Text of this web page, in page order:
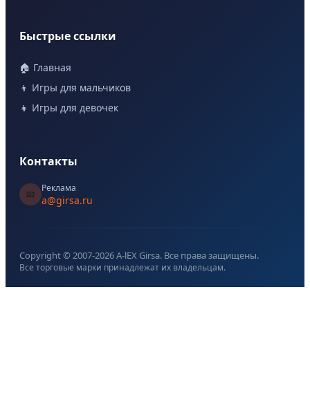
Быстрые ссылки
🏠 Главная
👦 Игры для мальчиков
👧 Игры для девочек
Контакты
📧
Реклама
a@girsa.ru
Copyright © 2007-2026A-lEX Girsa. Все права защищены.
Все торговые марки принадлежат их владельцам.